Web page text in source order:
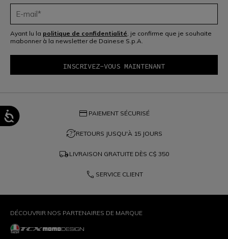
Ayant lu la politique de confidentialité , je confirme que je souhaite
mabonner à la newsletter de Dainese S.p.A.
credit_card PAIEMENT SÉCURISÉ
question_exchangeRETOURS JUSQU'À 15 JOURS
local_shipping LIVRAISON GRATUITE DÈS C$ 350
phone SERVICE CLIENT
DÉCOUVRIR NOS PARTENAIRES DE MARQUE